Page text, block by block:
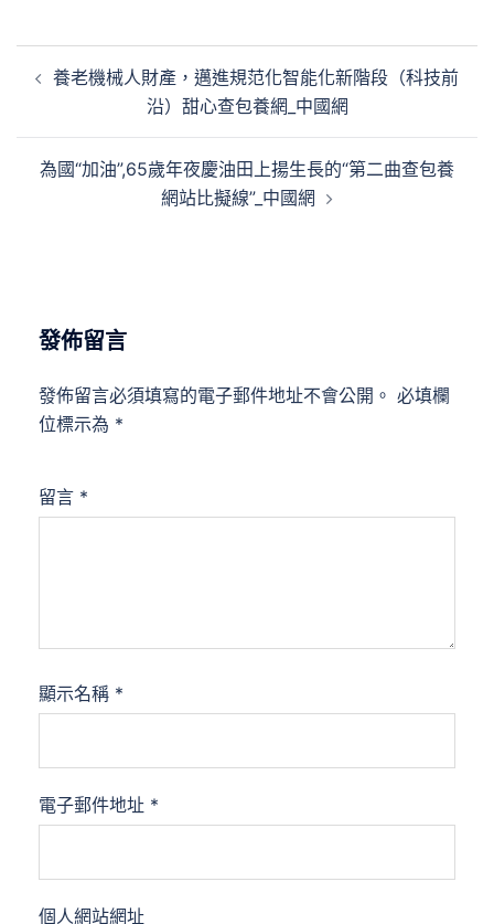
章 養老機械人財產，邁進規范化智能化新階段（科技前
沿）甜心查包養網_中國網
為國“加油”,65歲年夜慶油田上揚生長的“第二曲查包養
網站比擬線”_中國網
發佈留言
發佈留言必須填寫的電子郵件地址不會公開。 必填欄
位標示為 *
留言 *
顯示名稱 *
電子郵件地址 *
個人網站網址